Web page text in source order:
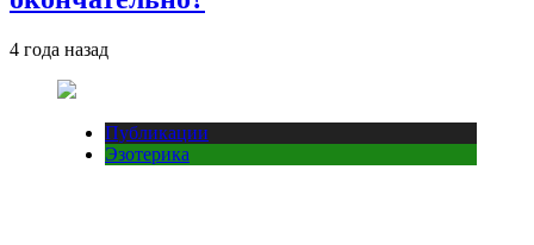
4 года назад
Публикации
Эзотерика